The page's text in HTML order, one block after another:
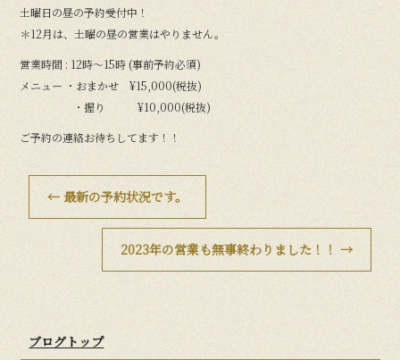
土曜日の昼の予約受付中！
＊12月は、土曜の昼の営業はやりません。
営業時間 : 12時〜15時 (事前予約必須)
メニュー ・おまかせ ¥15,000(税抜)
・握り ¥10,000(税抜)
ご予約の連絡お待ちしてます！！
← 最新の予約状況です。
2023年の営業も無事終わりました！！ →
ブログトップ